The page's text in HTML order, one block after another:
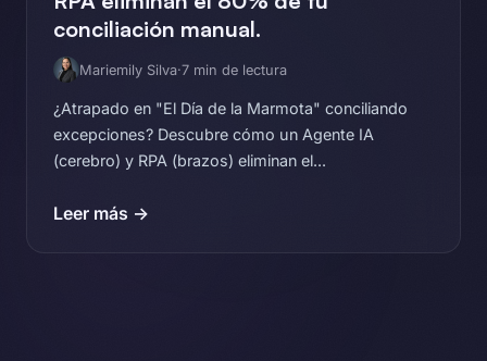
conciliación manual.
Mariemily Silva·7 min de lectura
¿Atrapado en "El Día de la Marmota" conciliando
excepciones? Descubre cómo un Agente IA
(cerebro) y RPA (brazos) eliminan el...
Leer más →